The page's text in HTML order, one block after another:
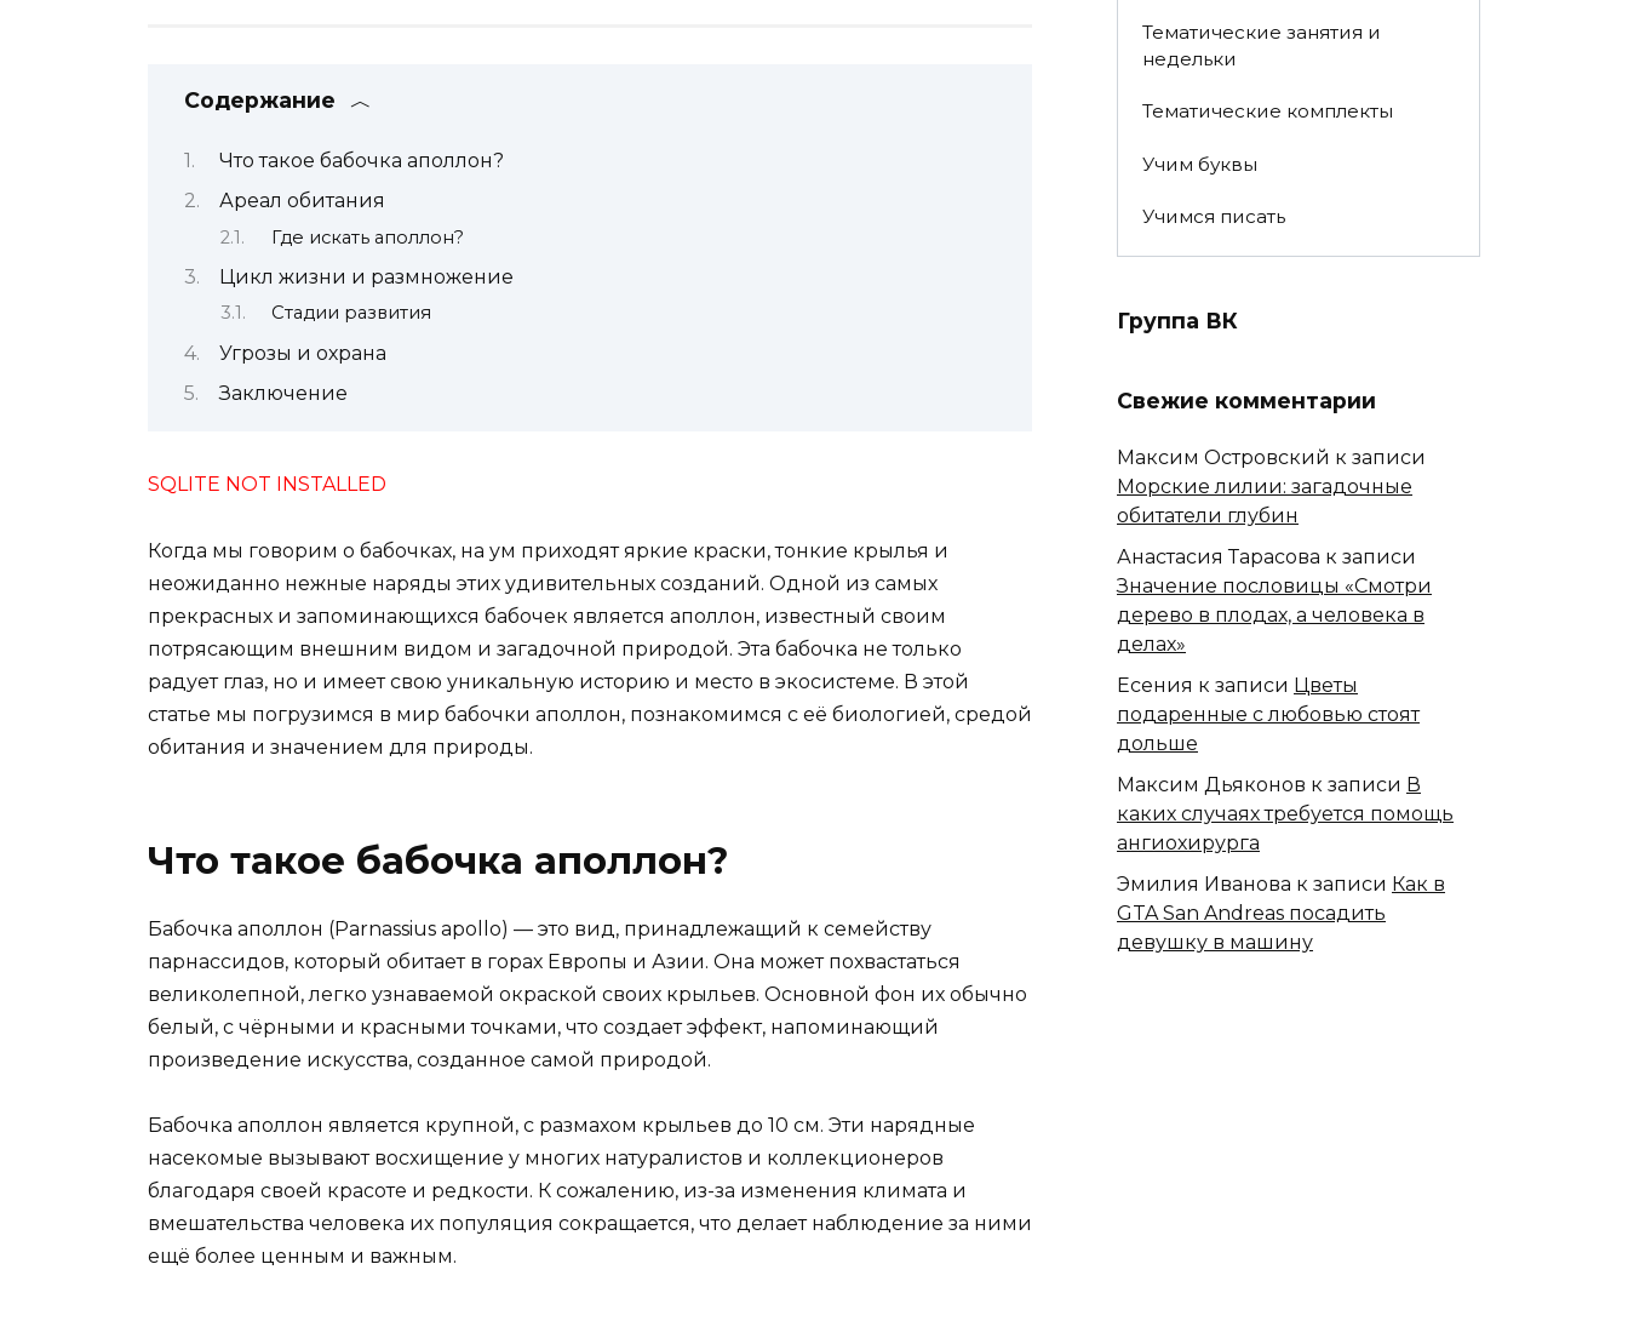
Содержание
Что такое бабочка аполлон?
Ареал обитания
Где искать аполлон?
Цикл жизни и размножение
Стадии развития
Угрозы и охрана
Заключение
SQLITE NOT INSTALLED
Когда мы говорим о бабочках, на ум приходят яркие краски, тонкие крылья и
неожиданно нежные наряды этих удивительных созданий. Одной из самых
прекрасных и запоминающихся бабочек является аполлон, известный своим
потрясающим внешним видом и загадочной природой. Эта бабочка не только
радует глаз, но и имеет свою уникальную историю и место в экосистеме. В этой
статье мы погрузимся в мир бабочки аполлон, познакомимся с её биологией, средой
обитания и значением для природы.
Что такое бабочка аполлон?
Бабочка аполлон (Parnassius apollo) — это вид, принадлежащий к семейству
парнассидов, который обитает в горах Европы и Азии. Она может похвастаться
великолепной, легко узнаваемой окраской своих крыльев. Основной фон их обычно
белый, с чёрными и красными точками, что создает эффект, напоминающий
произведение искусства, созданное самой природой.
Бабочка аполлон является крупной, с размахом крыльев до 10 см. Эти нарядные
насекомые вызывают восхищение у многих натуралистов и коллекционеров
благодаря своей красоте и редкости. К сожалению, из-за изменения климата и
вмешательства человека их популяция сокращается, что делает наблюдение за ними
ещё более ценным и важным.
Тематические занятия и
недельки
Тематические комплекты
Учим буквы
Учимся писать
Группа ВК
Свежие комментарии
Максим Островский к записи
Морские лилии: загадочные
обитатели глубин
Анастасия Тарасова к записи
Значение пословицы «Смотри
дерево в плодах, а человека в
делах»
Есения к записи Цветы
подаренные с любовью стоят
дольше
Максим Дьяконов к записи В
каких случаях требуется помощь
ангиохирурга
Эмилия Иванова к записи Как в
GTA San Andreas посадить
девушку в машину